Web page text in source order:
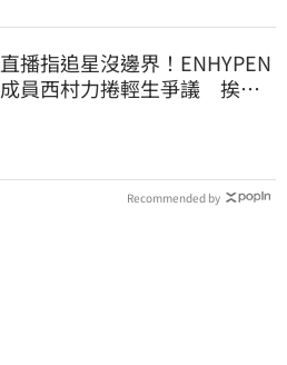
直播指追星沒邊界！ENHYPEN
成員西村力捲輕生爭議 挨
Recommended by